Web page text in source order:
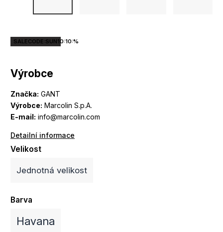
Výrobce
Značka: GANT
Výrobce: Marcolin S.p.A.
E-mail: info@marcolin.com
Detailní informace
SALECODE:SUN10:10:%
Velikost
Jednotná velikost
Barva
Havana